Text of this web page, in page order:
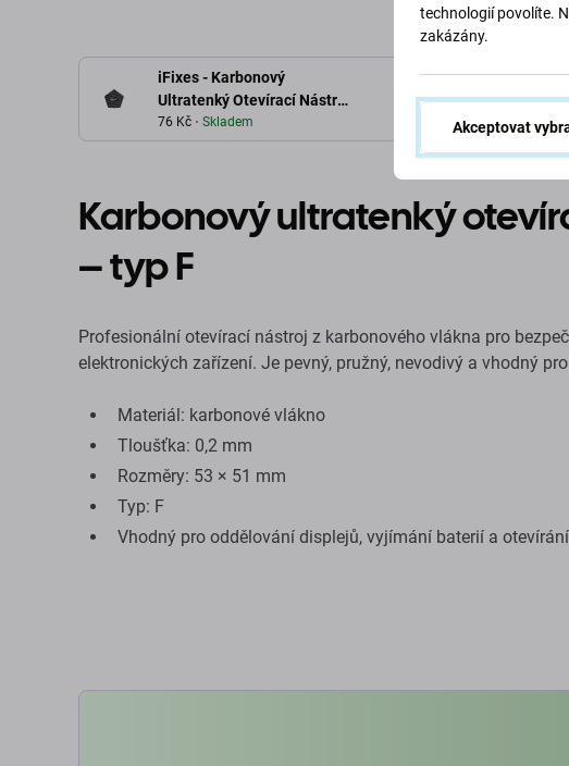
iFixes - Karbonový
Ultratenký Otevírací Nástroj
F
76 Kč Skladem
Karbonový ultratenký
– typ F
Profesionální otevírací nástroj z karbonového vlákna pro
elektronických zařízení. Je pevný, pružný, nevodivý a vhodný
Materiál: karbonové vlákno
Tloušťka: 0,2 mm
Rozměry: 53 × 51 mm
Typ: F
Vhodný pro oddělování displejů, vyjímání baterií a
technologií povolíte.
zakázány.
Akceptovat